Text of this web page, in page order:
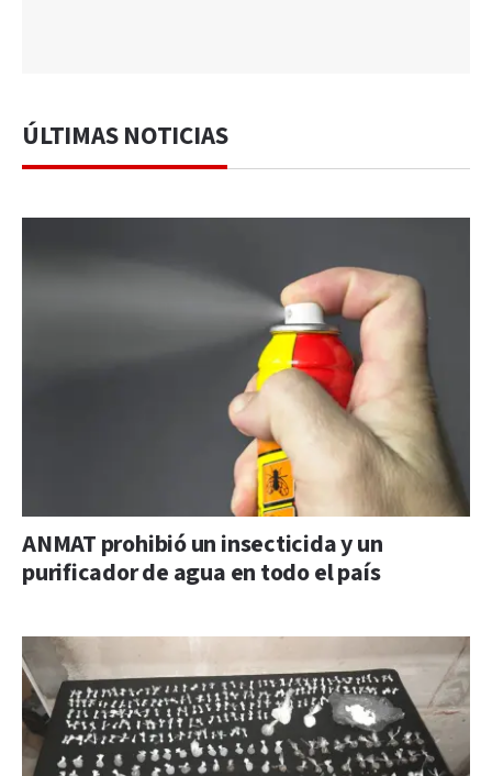
ÚLTIMAS NOTICIAS
ANMAT prohibió un insecticida y un
purificador de agua en todo el país